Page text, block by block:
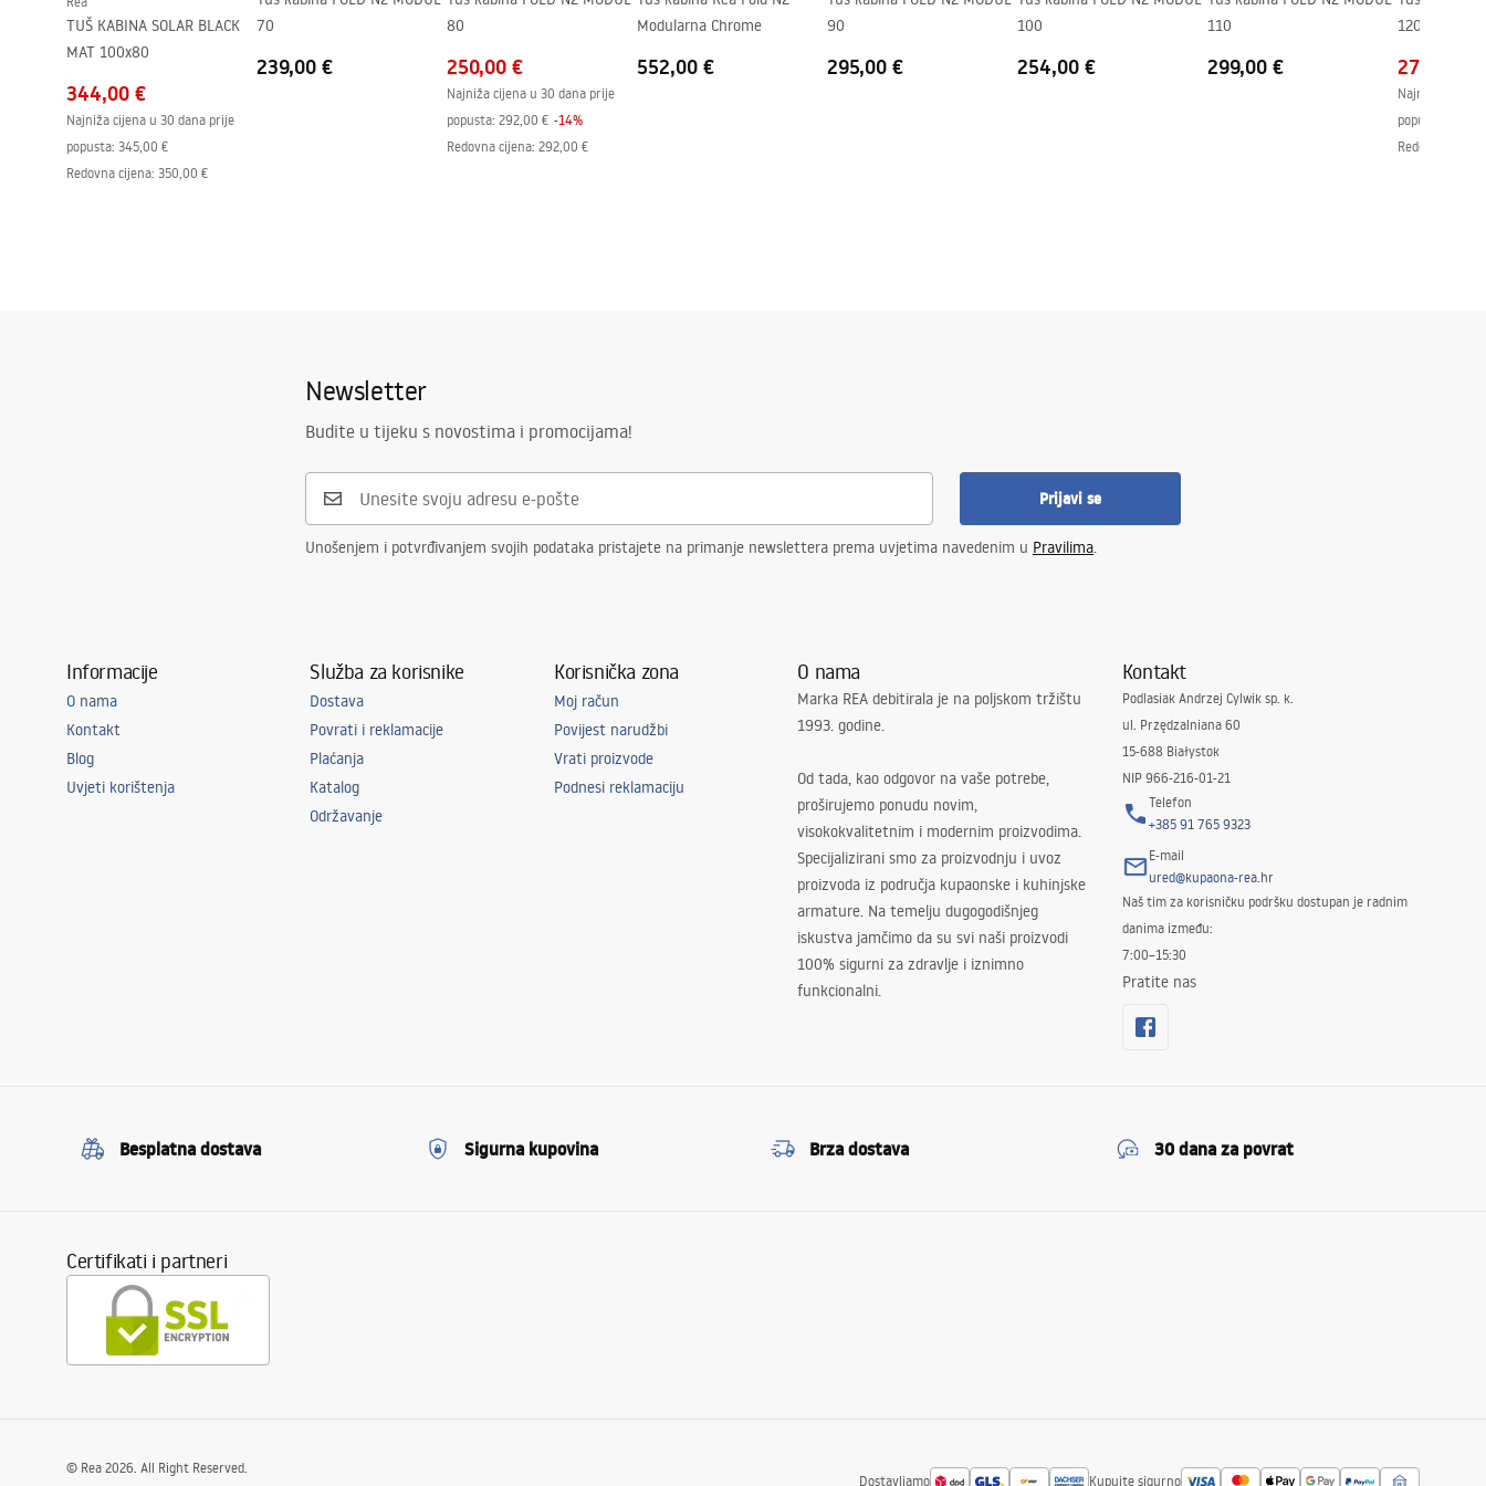
Razmak priključaka
mm
Jamstvo
TUŠ KABINA SOLAR BLACK
MAT 100x80
344,00 €
Najniža cijena u 30 dana prije
popusta: 345,00 €
Redovna cijena: 350,00 €
70
239,00 €
80
250,00 €
Najniža cijena u 30 dana prije
popusta: 292,00 € -14%
Redovna cijena: 292,00 €
Modularna Chrome
552,00 €
90
295,00 €
100
254,00 €
110
299,00 €
120
275,00 €
Najniža cijena
popusta:
Redovna cijena
Newsletter
Budite u tijeku s novostima i promocijama!
Prijavi se
Unošenjem i potvrđivanjem svojih podataka pristajete na primanje newslettera prema uvjetima navedenim u Pravilima.
Informacije
O nama
Kontakt
Blog
Uvjeti korištenja
Služba za korisnike
Dostava
Povrati i reklamacije
Plaćanja
Katalog
Održavanje
Korisnička zona
Moj račun
Povijest narudžbi
Vrati proizvode
Podnesi reklamaciju
O nama
Marka REA debitirala je na poljskom tržištu
1993. godine.
Od tada, kao odgovor na vaše potrebe,
proširujemo ponudu novim,
visokokvalitetnim i modernim proizvodima.
Specijalizirani smo za proizvodnju i uvoz
proizvoda iz područja kupaonske i kuhinjske
armature. Na temelju dugogodišnjeg
iskustva jamčimo da su svi naši proizvodi
100% sigurni za zdravlje i iznimno
funkcionalni.
Kontakt
Podlasiak Andrzej Cylwik sp. k.
ul. Przędzalniana 60
15-688 Białystok
NIP 966-216-01-21
Telefon
+385 91 765 9323
E-mail
ured@kupaona-rea.hr
Naš tim za korisničku podršku dostupan je radnim
danima između:
7:00–15:30
Pratite nas
Besplatna dostava Sigurna kupovina Brza dostava 30 dana za povrat
Certifikati i partneri
Dostavljamo Kupujte sigurno
© Rea 2026. All Right Reserved.